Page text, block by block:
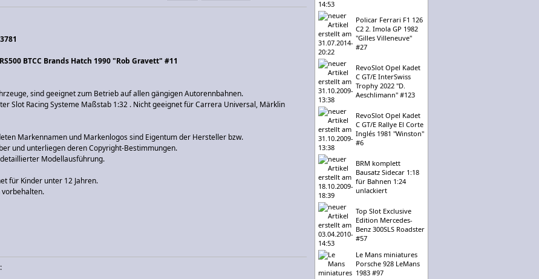
BTCC Brands Hatch 1990 "Rob Gravett" #11
sind geeignet zum Betrieb auf allen gängigen Autorennbahnen.
Slot Racing Systeme Maßstab 1:32 . Nicht geeignet für Carrera Universal, Märklin
Markennamen und Markenlogos sind Eigentum der Hersteller bzw.
und unterliegen deren Copyright-Bestimmungen.
Modellausführung.
für Kinder unter 12 Jahren.
Policar Ferrari F1 126
C2 2. Imola GP 1982
"Gilles Villeneuve"
#27
RevoSlot Opel Kadet
C GT/E InterSwiss
Trophy 2022 "D.
Aeschlimann" #123
RevoSlot Opel Kadet
C GT/E Rallye El Corte
Inglés 1981 "Winston"
#6
BRM komplett
Bausatz Sidecar 1:18
für Bahnen 1:24
unlackiert
Top Slot Exclusive
Edition Mercedes-
Benz 300SLS Roadster
#57
Le Mans miniatures
Porsche 928 LeMans
1983 #97